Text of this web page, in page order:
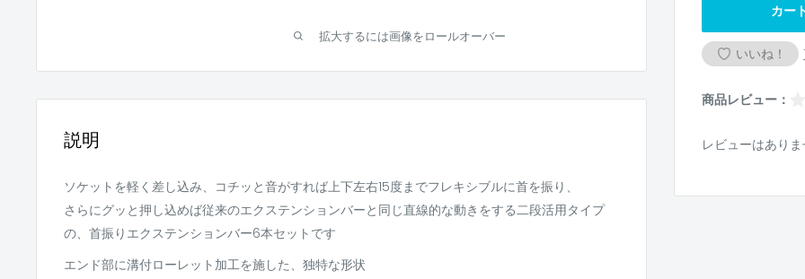
拡大するには画像をロールオーバー
カー
いいね！
商品レビュー：
レビューはあり
説明
ソケットを軽く差し込み、コチッと音がすれば上下左右15度までフレキシブルに首を振り、
さらにグッと押し込めば従来のエクステンションバーと同じ直線的な動きをする二段活用タイプ
の、首振りエクステンションバー6本セットです
エンド部に溝付ローレット加工を施した、独特な形状